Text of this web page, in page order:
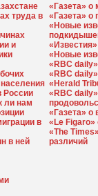
труда в
и
России
ли нам
в
в ней
«Газета»
«Газета»
«Новые
«Новые
«RBC
«RBC
«Herald
«RBC
«Газета» о
«Le Figaro»
«The
различий